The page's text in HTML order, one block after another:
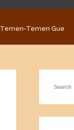
Temen-Temen Gue